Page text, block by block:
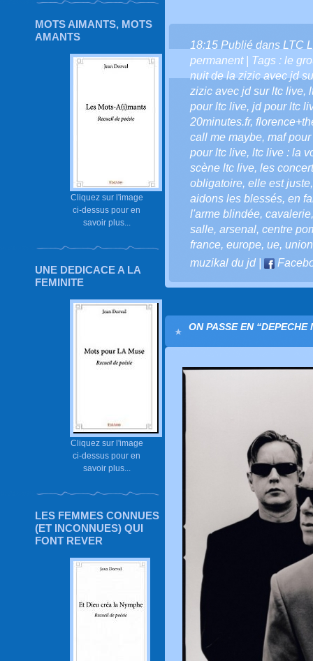
MOTS AIMANTS, MOTS
AMANTS
Cliquez sur l'image
ci-dessus pour en
savoir plus...
UNE DEDICACE A LA
FEMINITE
Cliquez sur l'image
ci-dessus pour en
savoir plus...
LES FEMMES CONNUES
(ET INCONNUES) QUI
FONT REVER
18:15 Publié dans LTC
permanent| Tags : le
nuit de la zizic avec jd
zizic avec jd sur ltc live,
pour ltc live, jd pour ltc
20minutes.fr,
call me maybe, maf
pour ltc live, ltc live : la
scène ltc live, les
obligatoire, elle est juste
aidons les blessés, en
l'arme blindée, cavalerie
salle, arsenal, centre
france, europe, ue,
muzikal du jd
ON PASSE EN